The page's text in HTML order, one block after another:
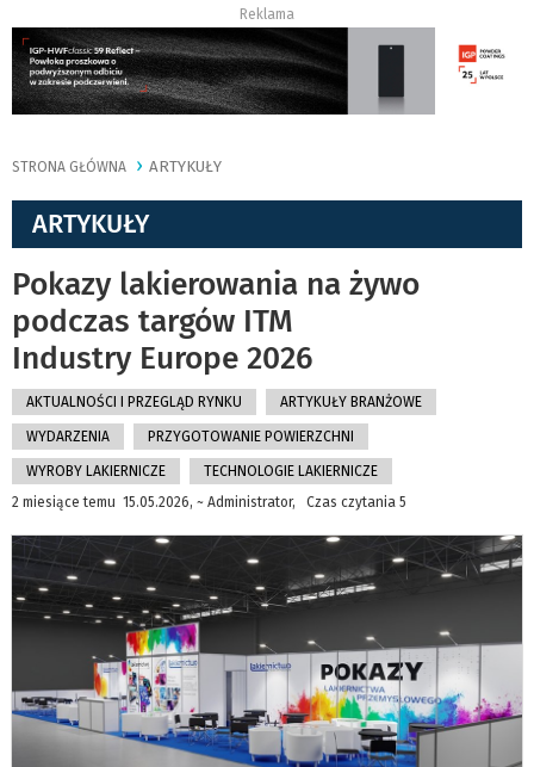
Reklama
STRONA GŁÓWNA ARTYKUŁY
ARTYKUŁY
Pokazy lakierowania na żywo
podczas targów ITM
Industry Europe 2026
AKTUALNOŚCI I PRZEGLĄD RYNKU ARTYKUŁY BRANŻOWE
WYDARZENIA PRZYGOTOWANIE POWIERZCHNI
WYROBY LAKIERNICZE
TECHNOLOGIE LAKIERNICZE
2 miesiące temu 15.05.2026, ~ Administrator, Czas czytania 5